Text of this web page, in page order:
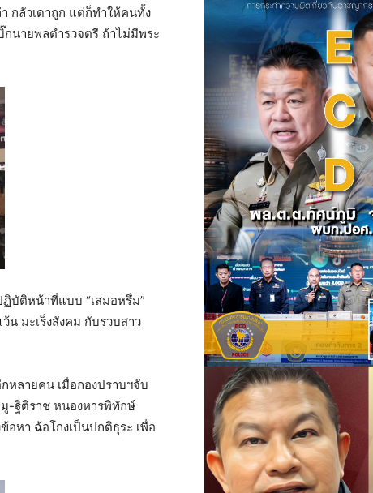
กลัวเดาถูก แต่ก็ทำให้คนทั้ง
นายพลตำรวจตรี ถ้าไม่มีพระ
บัติหน้าที่แบบ “เสมอหรึ่ม”
น มะเร็งสังคม กับรวบสาว
หลายคน เมื่อกองปราบฯจับ
-ฐิติราช หนองหารพิทักษ์
อหา ฉ้อโกงเป็นปกติธุระ เพื่อ